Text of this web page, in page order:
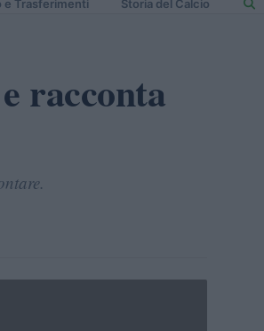
e Trasferimenti Storia del Calcio
racconta